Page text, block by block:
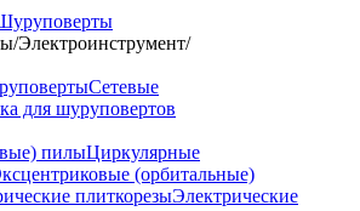
/Электроинструмент/
Сетевые
для шуруповертов
пилыЦиркулярные
(орбитальные)
плиткорезыЭлектрические